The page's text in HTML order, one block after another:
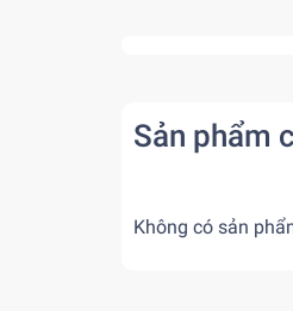
Sản phẩm
Không có sản